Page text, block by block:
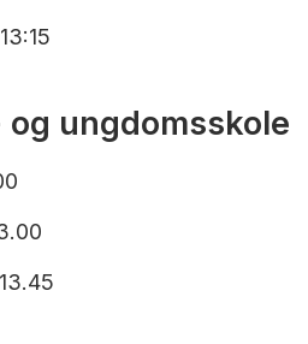
ungdomsskole